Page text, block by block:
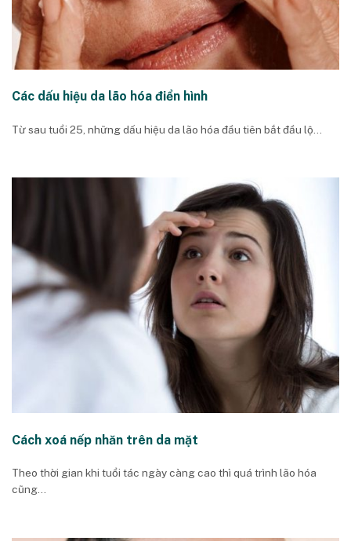
Các dấu hiệu da lão hóa điển hình
Từ sau tuổi 25, những dấu hiệu da lão hóa đầu tiên bắt đầu lộ...
Cách xoá nếp nhăn trên da mặt
Theo thời gian khi tuổi tác ngày càng cao thì quá trình lão hóa
cũng...